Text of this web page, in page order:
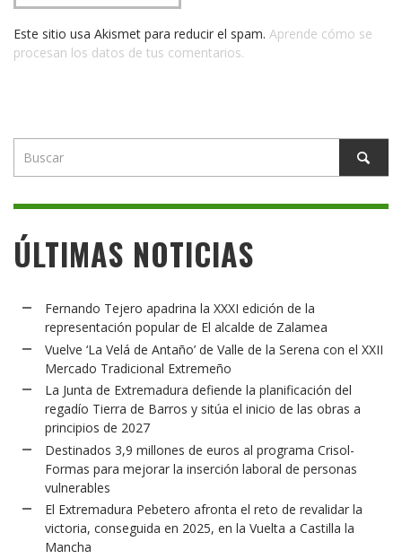
Este sitio usa Akismet para reducir el spam. Aprende cómo se
procesan los datos de tus comentarios.
ÚLTIMAS NOTICIAS
Fernando Tejero apadrina la XXXI edición de la
representación popular de El alcalde de Zalamea
Vuelve ‘La Velá de Antaño’ de Valle de la Serena con el XXII
Mercado Tradicional Extremeño
La Junta de Extremadura defiende la planificación del
regadío Tierra de Barros y sitúa el inicio de las obras a
principios de 2027
Destinados 3,9 millones de euros al programa Crisol-
Formas para mejorar la inserción laboral de personas
vulnerables
El Extremadura Pebetero afronta el reto de revalidar la
victoria, conseguida en 2025, en la Vuelta a Castilla la
Mancha